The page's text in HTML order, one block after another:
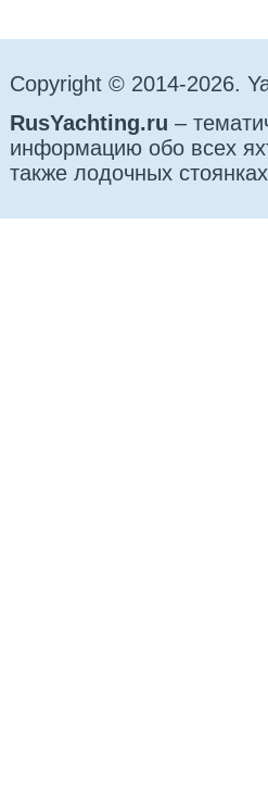
Copyright © 2014-2026.
RusYachting.ru –
информацию обо всех
также лодочных